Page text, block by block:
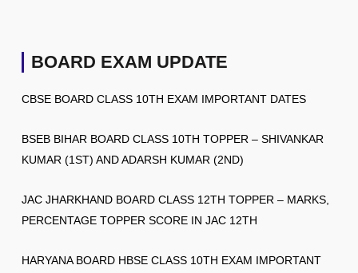
BOARD EXAM UPDATE
CBSE BOARD CLASS 10TH EXAM IMPORTANT DATES
BSEB BIHAR BOARD CLASS 10TH TOPPER – SHIVANKAR
KUMAR (1ST) AND ADARSH KUMAR (2ND)
JAC JHARKHAND BOARD CLASS 12TH TOPPER – MARKS,
PERCENTAGE TOPPER SCORE IN JAC 12TH
HARYANA BOARD HBSE CLASS 10TH EXAM IMPORTANT